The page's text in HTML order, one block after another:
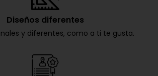
Diseños diferentes
y diferentes, como a ti te gusta.